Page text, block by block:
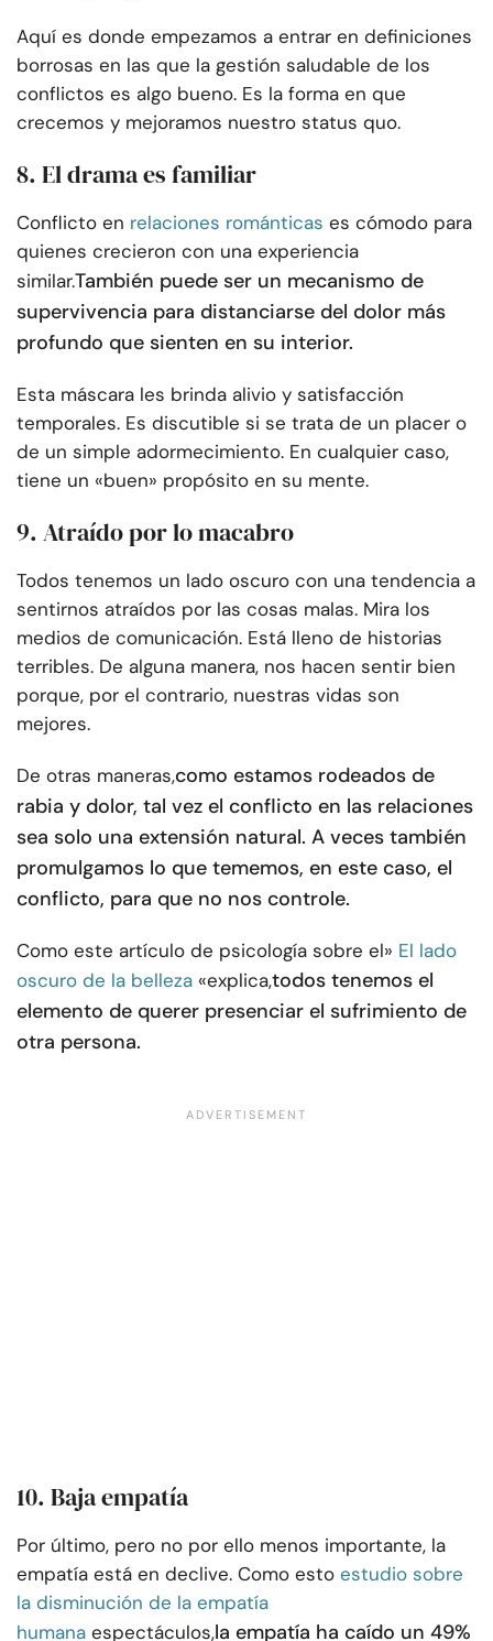
Aquí es donde empezamos a entrar en definiciones
borrosas en las que la gestión saludable de los
conflictos es algo bueno. Es la forma en que
crecemos y mejoramos nuestro status quo.
8. El drama es familiar
Conflicto en relaciones románticas es cómodo para
quienes crecieron con una experiencia
similar.También puede ser un mecanismo de
supervivencia para distanciarse del dolor más
profundo que sienten en su interior.
Esta máscara les brinda alivio y satisfacción
temporales. Es discutible si se trata de un placer o
de un simple adormecimiento. En cualquier caso,
tiene un «buen» propósito en su mente.
9. Atraído por lo macabro
Todos tenemos un lado oscuro con una tendencia a
sentirnos atraídos por las cosas malas. Mira los
medios de comunicación. Está lleno de historias
terribles. De alguna manera, nos hacen sentir bien
porque, por el contrario, nuestras vidas son
mejores.
De otras maneras,como estamos rodeados de
rabia y dolor, tal vez el conflicto en las relaciones
sea solo una extensión natural. A veces también
promulgamos lo que tememos, en este caso, el
conflicto, para que no nos controle.
Como este artículo de psicología sobre el» El lado
oscuro de la belleza «explica,todos tenemos el
elemento de querer presenciar el sufrimiento de
otra persona.
10. Baja empatía
Por último, pero no por ello menos importante, la
empatía está en declive. Como esto estudio sobre
la disminución de la empatía
humana espectáculos,la empatía ha caído un 49%